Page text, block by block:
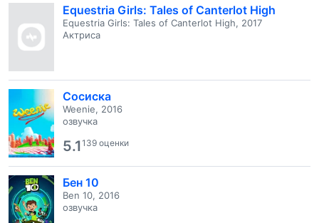
Equestria Girls: Tales of Canterlot High
Equestria Girls: Tales of Canterlot High, 2017
Актриса
Сосиска
Weenie, 2016
озвучка
5.1139 оценки
Бен 10
Ben 10, 2016
озвучка